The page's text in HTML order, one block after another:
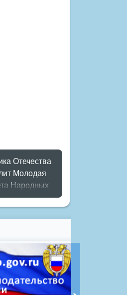
Отечества
Молодая
Народных
чтения
полигон